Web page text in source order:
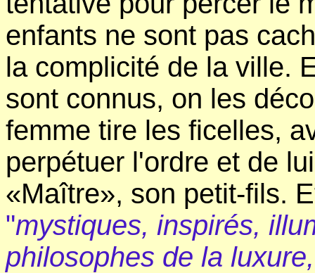
enfants ne sont pas
la complicité de la ville.
sont connus, on les
femme tire les ficelles,
perpétuer l'ordre et de
«Maître», son petit-fils.
"mystiques, inspirés,
philosophes de la